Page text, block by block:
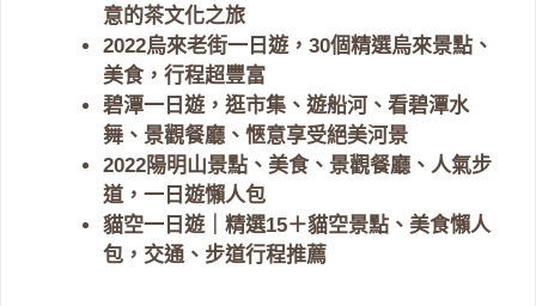
意的茶文化之旅
2022烏來老街一日遊，30個精選烏來景點、
美食，行程超豐富
碧潭一日遊，逛市集、遊船河、看碧潭水
舞、景觀餐廳、愜意享受絕美河景
2022陽明山景點、美食、景觀餐廳、人氣步
道，一日遊懶人包
貓空一日遊｜精選15＋貓空景點、美食懶人
包，交通、步道行程推薦